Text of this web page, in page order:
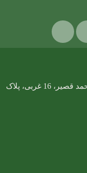
ایران، تهران، میدان آرژانتین، خیابان احمد قصیر، 16 غربی، پلاک